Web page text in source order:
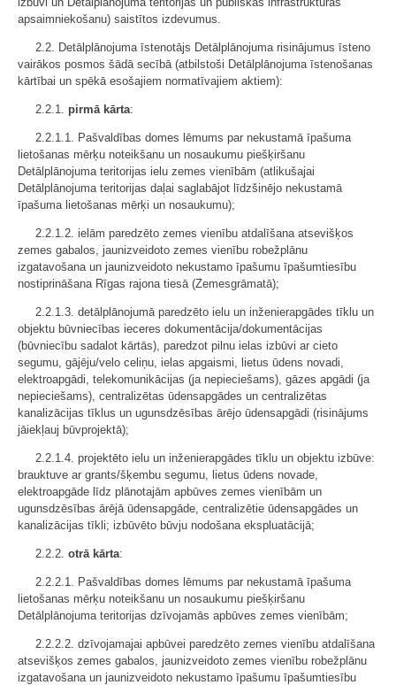
apsaimniekošanu) saistītos izdevumus.
2.2. Detālplānojuma īstenotājs Detālplānojuma risinājumus īsteno
vairākos posmos šādā secībā (atbilstoši Detālplānojuma īstenošanas
kārtībai un spēkā esošajiem normatīvajiem aktiem):
2.2.1. pirmā kārta:
2.2.1.1. Pašvaldības domes lēmums par nekustamā īpašuma
lietošanas mērķu noteikšanu un nosaukumu piešķiršanu
Detālplānojuma teritorijas ielu zemes vienībām (atlikušajai
Detālplānojuma teritorijas daļai saglabājot līdzšinējo nekustamā
īpašuma lietošanas mērķi un nosaukumu);
2.2.1.2. ielām paredzēto zemes vienību atdalīšana atsevišķos
zemes gabalos, jaunizveidoto zemes vienību robežplānu
izgatavošana un jaunizveidoto nekustamo īpašumu īpašumtiesību
nostiprināšana Rīgas rajona tiesā (Zemesgrāmatā);
2.2.1.3. detālplānojumā paredzēto ielu un inženierapgādes tīklu un
objektu būvniecības ieceres dokumentācija/dokumentācijas
(būvniecību sadalot kārtās), paredzot pilnu ielas izbūvi ar cieto
segumu, gājēju/velo celiņu, ielas apgaismi, lietus ūdens novadi,
elektroapgādi, telekomunikācijas (ja nepieciešams), gāzes apgādi (ja
nepieciešams), centralizētas ūdensapgādes un centralizētas
kanalizācijas tīklus un ugunsdzēsības ārējo ūdensapgādi (risinājums
jāiekļauj būvprojektā);
2.2.1.4. projektēto ielu un inženierapgādes tīklu un objektu izbūve:
brauktuve ar grants/šķembu segumu, lietus ūdens novade,
elektroapgāde līdz plānotajām apbūves zemes vienībām un
ugunsdzēsības ārējā ūdensapgāde, centralizētie ūdensapgādes un
kanalizācijas tīkli; izbūvēto būvju nodošana ekspluatācijā;
2.2.2. otrā kārta:
2.2.2.1. Pašvaldības domes lēmums par nekustamā īpašuma
lietošanas mērķu noteikšanu un nosaukumu piešķiršanu
Detālplānojuma teritorijas dzīvojamās apbūves zemes vienībām;
2.2.2.2. dzīvojamajai apbūvei paredzēto zemes vienību atdalīšana
atsevišķos zemes gabalos, jaunizveidoto zemes vienību robežplānu
izgatavošana un jaunizveidoto nekustamo īpašumu īpašumtiesību